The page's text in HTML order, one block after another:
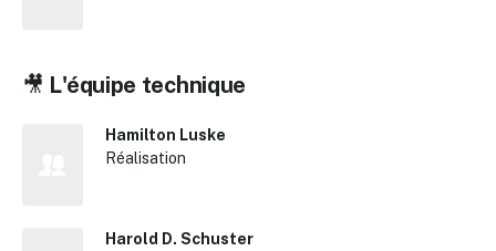
🎥 L'équipe technique
Hamilton Luske
Réalisation
Harold D. Schuster